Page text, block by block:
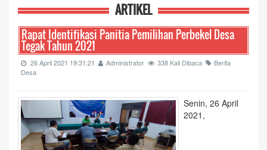
ARTIKEL
Rapat Identifikasi Panitia Pemilihan Perbekel Desa
Tegak Tahun 2021
26 April 2021 19:31:21 Administrator 338 Kali Dibaca
Berita
Desa
Senin, 26 April
2021,